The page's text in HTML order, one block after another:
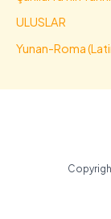
ULUSLAR
Yunan-Roma